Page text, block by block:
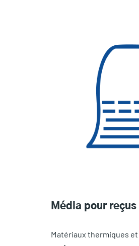
Média pour reçus
Matériaux thermiques